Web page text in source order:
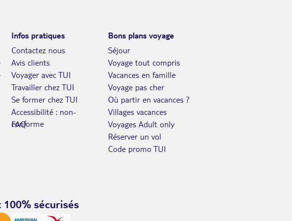
Infos pratiques
Contactez nous
Avis clients
Voyager avec TUI
Travailler chez TUI
Se former chez TUI
Accessibilité : non-
conforme
FAQ
Bons plans voyage
Séjour
Voyage tout compris
Vacances en famille
Voyage pas cher
Où partir en vacances ?
Villages vacances
Voyages Adult only
Réserver un vol
Code promo TUI
100% sécurisés